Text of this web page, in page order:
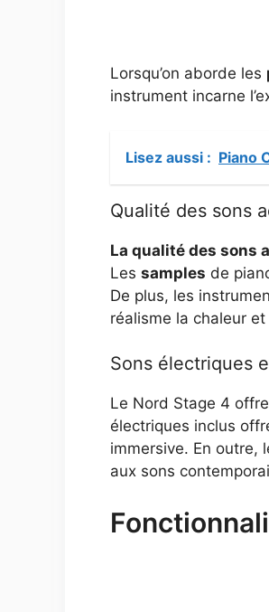
Lorsqu’on aborde les
instrument incarne
Lisez aussi : Piano
Qualité des sons
La qualité des sons
Les samples de
De plus, les
réalisme la chaleur
Sons électriques
Le Nord Stage 4
électriques inclus
immersive. En outre,
aux sons